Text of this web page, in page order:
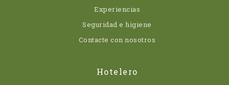
Experiencias
Seguridad e higiene
Contacte con nosotros
Hotelero